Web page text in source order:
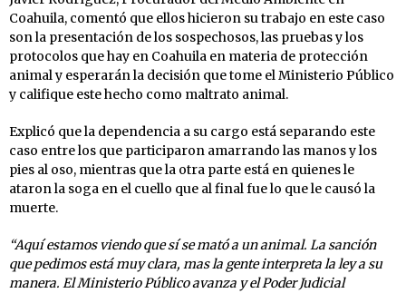
Coahuila, comentó que ellos hicieron su trabajo en este caso
son la presentación de los sospechosos, las pruebas y los
protocolos que hay en Coahuila en materia de protección
animal y esperarán la decisión que tome el Ministerio Público
y califique este hecho como maltrato animal.
Explicó que la dependencia a su cargo está separando este
caso entre los que participaron amarrando las manos y los
pies al oso, mientras que la otra parte está en quienes le
ataron la soga en el cuello que al final fue lo que le causó la
muerte.
“Aquí estamos viendo que sí se mató a un animal. La sanción
que pedimos está muy clara, mas la gente interpreta la ley a su
manera. El Ministerio Público avanza y el Poder Judicial